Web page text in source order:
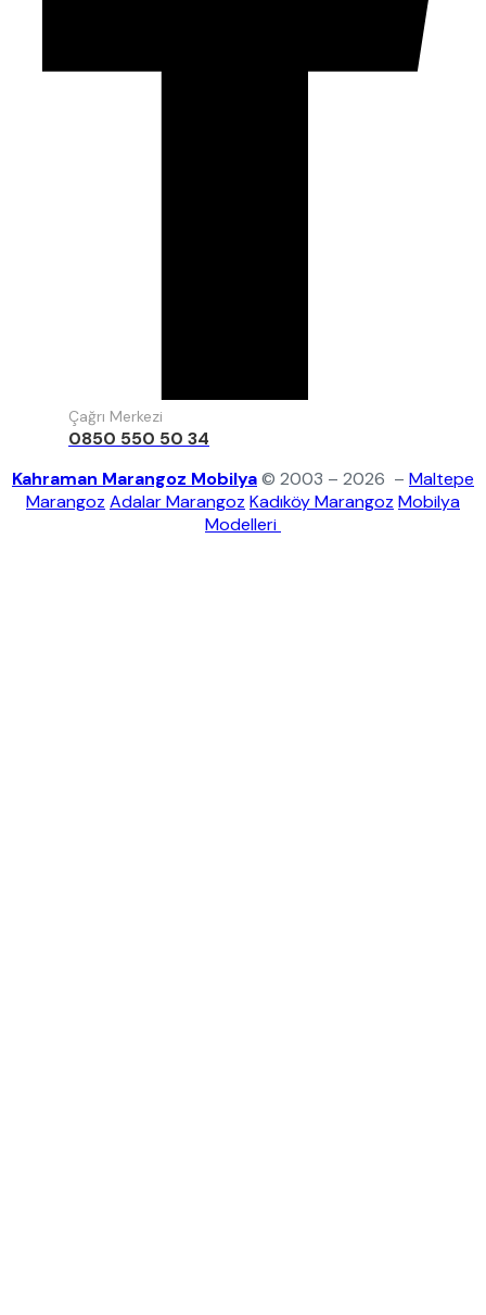
Çağrı Merkezi
0850 550 50 34
Kahraman Marangoz Mobilya© 2003 – 2026 – Maltepe
Marangoz Adalar Marangoz Kadıköy Marangoz Mobilya
Modelleri